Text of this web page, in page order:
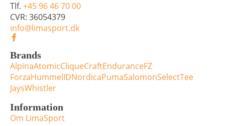
Tlf. +45 96 46 70 00
CVR: 36054379
info@limasport.dk
Brands
AlpinaAtomicCliqueCraftEnduranceFZ
ForzaHummelIDNordicaPumaSalomonSelectTee
JaysWhistler
Information
Om LimaSport